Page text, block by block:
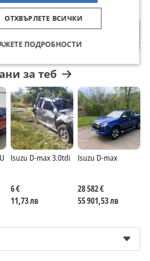
Търново
за теб
Isuzu D-max 3.0tdi
6 €
11,73 лв
Isuzu D-max
28 582 €
55 901,53 лв
ОТХВЪРЛЕТЕ ВСИЧКИ
ПОДРОБНОСТИ